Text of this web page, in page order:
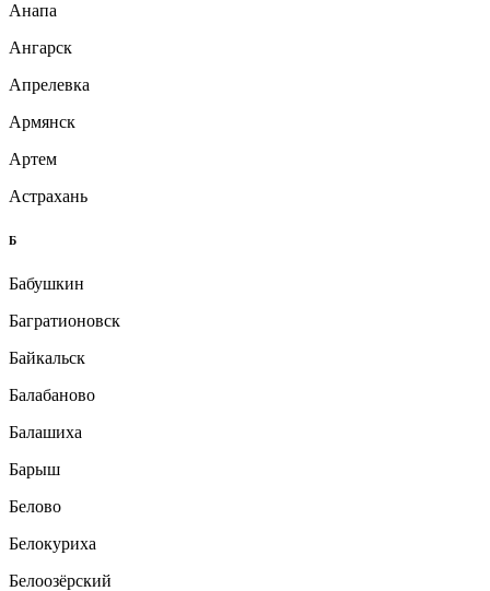
Анапа
Ангарск
Апрелевка
Армянск
Артем
Астрахань
Б
Бабушкин
Багратионовск
Байкальск
Балабаново
Балашиха
Барыш
Белово
Белокуриха
Белоозёрский